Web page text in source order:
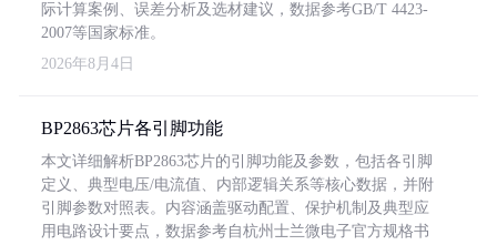
际计算案例、误差分析及选材建议，数据参考GB/T 4423-
2007等国家标准。
2026年8月4日
BP2863芯片各引脚功能
本文详细解析BP2863芯片的引脚功能及参数，包括各引脚
定义、典型电压/电流值、内部逻辑关系等核心数据，并附
引脚参数对照表。内容涵盖驱动配置、保护机制及典型应
用电路设计要点，数据参考自杭州士兰微电子官方规格书